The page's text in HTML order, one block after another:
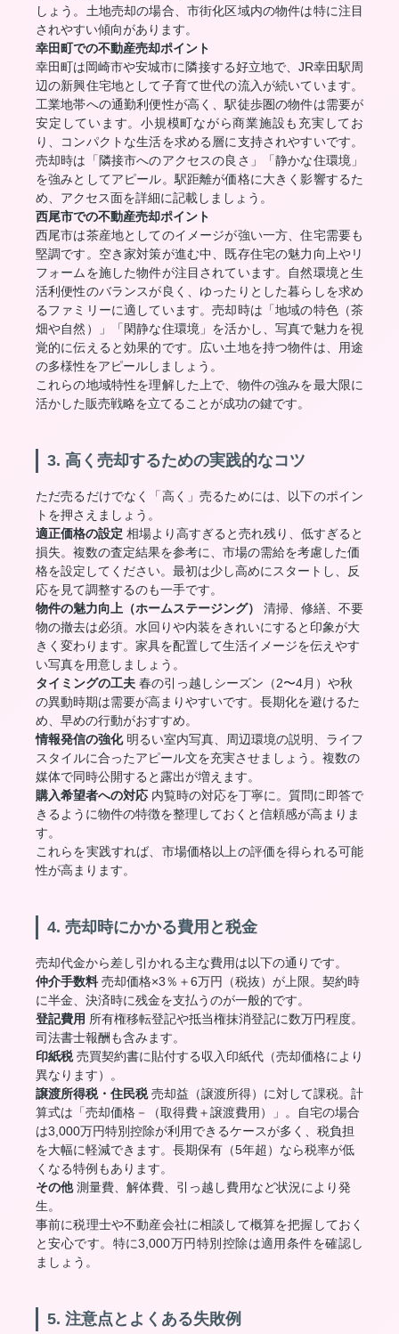
しょう。土地売却の場合、市街化区域内の物件は特に注目
されやすい傾向があります。
幸田町での不動産売却ポイント
幸田町は岡崎市や安城市に隣接する好立地で、JR幸田駅周
辺の新興住宅地として子育て世代の流入が続いています。
工業地帯への通勤利便性が高く、駅徒歩圏の物件は需要が
安定しています。小規模町ながら商業施設も充実してお
り、コンパクトな生活を求める層に支持されやすいです。
売却時は「隣接市へのアクセスの良さ」「静かな住環境」
を強みとしてアピール。駅距離が価格に大きく影響するた
め、アクセス面を詳細に記載しましょう。
西尾市での不動産売却ポイント
西尾市は茶産地としてのイメージが強い一方、住宅需要も
堅調です。空き家対策が進む中、既存住宅の魅力向上やリ
フォームを施した物件が注目されています。自然環境と生
活利便性のバランスが良く、ゆったりとした暮らしを求め
るファミリーに適しています。売却時は「地域の特色（茶
畑や自然）」「閑静な住環境」を活かし、写真で魅力を視
覚的に伝えると効果的です。広い土地を持つ物件は、用途
の多様性をアピールしましょう。
これらの地域特性を理解した上で、物件の強みを最大限に
活かした販売戦略を立てることが成功の鍵です。
3. 高く売却するための実践的なコツ
ただ売るだけでなく「高く」売るためには、以下のポイン
トを押さえましょう。
適正価格の設定 相場より高すぎると売れ残り、低すぎると
損失。複数の査定結果を参考に、市場の需給を考慮した価
格を設定してください。最初は少し高めにスタートし、反
応を見て調整するのも一手です。
物件の魅力向上（ホームステージング）
清掃、修繕、不要
物の撤去は必須。水回りや内装をきれいにすると印象が大
きく変わります。家具を配置して生活イメージを伝えやす
い写真を用意しましょう。
タイミングの工夫 春の引っ越しシーズン（2〜4月）や秋
の異動時期は需要が高まりやすいです。長期化を避けるた
め、早めの行動がおすすめ。
情報発信の強化明るい室内写真、周辺環境の説明、ライフ
スタイルに合ったアピール文を充実させましょう。複数の
媒体で同時公開すると露出が増えます。
購入希望者への対応 内覧時の対応を丁寧に。質問に即答で
きるように物件の特徴を整理しておくと信頼感が高まりま
す。
これらを実践すれば、市場価格以上の評価を得られる可能
性が高まります。
4. 売却時にかかる費用と税金
売却代金から差し引かれる主な費用は以下の通りです。
仲介手数料売却価格×3％＋6万円（税抜）が上限。契約時
に半金、決済時に残金を支払うのが一般的です。
登記費用 所有権移転登記や抵当権抹消登記に数万円程度。
司法書士報酬も含みます。
印紙税売買契約書に貼付する収入印紙代（売却価格により
異なります）。
譲渡所得税・住民税売却益（譲渡所得）に対して課税。計
算式は「売却価格－（取得費＋譲渡費用）」。自宅の場合
は3,000万円特別控除が利用できるケースが多く、税負担
を大幅に軽減できます。長期保有（5年超）なら税率が低
くなる特例もあります。
その他測量費、解体費、引っ越し費用など状況により発
生。
事前に税理士や不動産会社に相談して概算を把握しておく
と安心です。特に3,000万円特別控除は適用条件を確認し
ましょう。
5. 注意点とよくある失敗例